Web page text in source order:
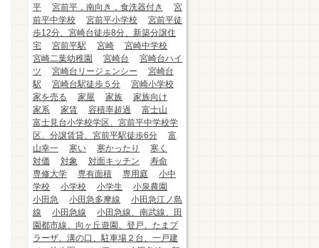
平
宮前平，南向き，食洗器付き
宮
前平中学校
宮前平小学校
宮前平徒
歩12分、宮崎台徒歩8分、新築分譲住
宅
宮前平駅 宮崎
宮崎中学校
宮崎二葉幼稚園
宮崎台
宮崎台ハイ
ツ
宮崎台リージェンシー
宮崎台
駅
宮崎台駅徒歩５分
宮崎小学校
家を売る
家屋 家族
家族向け
家系
家賃 容積率超過
富士山
富士見台小学校学区、宮前平中学校学
区、分譲賃貸、宮前平駅徒歩6分
富
山幸一
寒い 寒かったり
寒く
対価
対象 対面キッチン
寿命
専修大学
専有面積 専用庭
小中
学校
小学校 小学生
小泉農園
小田急
小田急多摩線
小田急江ノ島
線
小田急線
小田急線、南武線、田
園都市線、向ヶ丘遊園、登戸、たまプ
ラーザ、溝の口、駐車場２台、一戸建